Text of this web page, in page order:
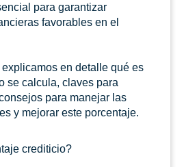
para garantizar
favorables en el
en detalle qué es
se calcula, claves para
para manejar las
y mejorar este porcentaje.
crediticio?